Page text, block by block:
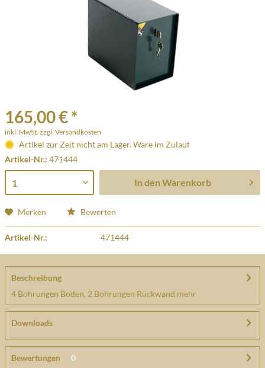
165,00 € *
inkl. MwSt. zzgl. Versandkosten
Artikel zur Zeit nicht am Lager. Ware im Zulauf
Artikel-Nr.: 471444
In den Warenkorb
Merken Bewerten
Artikel-Nr.: 471444
Beschreibung
4 Bohrungen Boden, 2 Bohrungen Rückwand mehr
Downloads
Bewertungen
0